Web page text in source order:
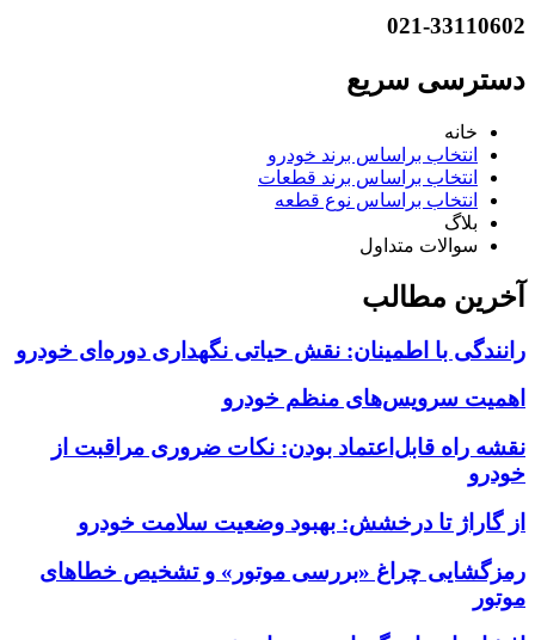
021-33110602
دسترسی سریع
خانه
انتخاب براساس برند خودرو
انتخاب براساس برند قطعات
انتخاب براساس نوع قطعه
بلاگ
سوالات متداول
آخرین مطالب
رانندگی با اطمینان: نقش حیاتی نگهداری دوره‌ای خودرو
اهمیت سرویس‌های منظم خودرو
نقشه راه قابل‌اعتماد بودن: نکات ضروری مراقبت از
خودرو
از گاراژ تا درخشش: بهبود وضعیت سلامت خودرو
رمزگشایی چراغ «بررسی موتور» و تشخیص خطاهای
موتور